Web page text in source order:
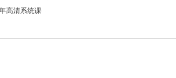
高清系统课